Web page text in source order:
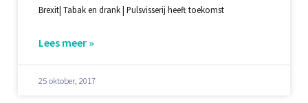
Brexit| Tabak en drank | Pulsvisserij heeft toekomst
Lees meer »
25 oktober, 2017